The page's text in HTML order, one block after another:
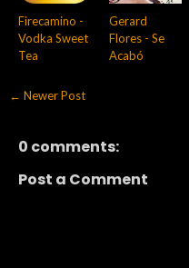
Firecamino -
Vodka Sweet
Tea
Gerard
Flores - Se
Acabó
← Newer Post
0 comments:
Post a Comment